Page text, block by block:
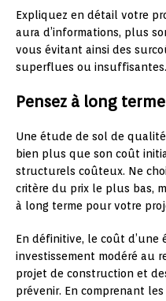
Expliquez en détail votre
aura d’informations, plus
vous évitant ainsi des
superflues ou insuffisantes.
Pensez à long terme
Une étude de sol de
bien plus que son coût
structurels coûteux. Ne
critère du prix le plus bas,
à long terme pour votre
En définitive, le coût
investissement modéré au
projet de construction et
prévenir. En comprenant